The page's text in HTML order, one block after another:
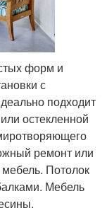
форм и
с
подходит
остекленной
ремонт или
Потолок
Мебель